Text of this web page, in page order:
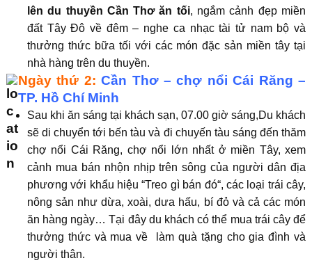
lên du thuyền Cần Thơ ăn tối, ngắm cảnh đẹp miền
đất Tây Đô về đêm – nghe ca nhạc tài tử nam bộ và
thưởng thức bữa tối với các món đặc sản miền tây tại
nhà hàng trên du thuyền.
Ngày thứ 2:Cần Thơ – chợ nổi Cái Răng –
TP. Hồ Chí Minh
Sau khi ăn sáng tại khách sạn, 07.00 giờ sáng,Du khách
sẽ di chuyển tới bến tàu và đi chuyến tàu sáng đến thăm
chợ nổi Cái Răng, chợ nổi lớn nhất ở miền Tây, xem
cảnh mua bán nhộn nhịp trên sông của người dân địa
phương với khẩu hiệu “Treo gì bán đó“, các loại trái cây,
nông sản như dừa, xoài, dưa hấu, bí đỏ và cả các món
ăn hàng ngày… Tại đây du khách có thể mua trái cây để
thưởng thức và mua về làm quà tặng cho gia đình và
người thân.